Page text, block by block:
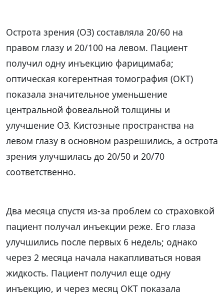
Острота зрения (ОЗ) составляла 20/60 на
правом глазу и 20/100 на левом. Пациент
получил одну инъекцию фарицимаба;
оптическая когерентная томография (ОКТ)
показала значительное уменьшение
центральной фовеальной толщины и
улучшение ОЗ. Кистозные пространства на
левом глазу в основном разрешились, а острота
зрения улучшилась до 20/50 и 20/70
соответственно.
Два месяца спустя из-за проблем со страховкой
пациент получал инъекции реже. Его глаза
улучшились после первых 6 недель; однако
через 2 месяца начала накапливаться новая
жидкость. Пациент получил еще одну
инъекцию, и через месяц ОКТ показала